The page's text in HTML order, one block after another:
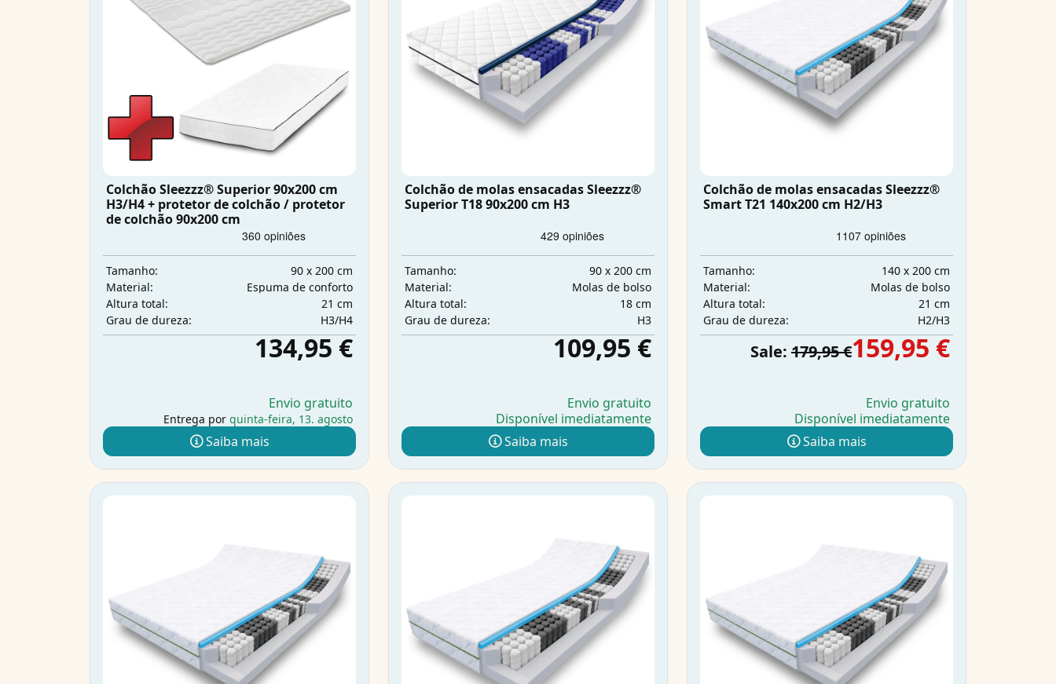
Colchão Sleezzz® Superior 90x200 cm
H3/H4 + protetor de colchão / protetor
de colchão 90x200 cm
Tamanho:
90 x 200 cm
Material:
Espuma de conforto
Altura total:
21 cm
Grau de dureza:
H3/H4
134,95 €
Envio gratuito
Entrega por quinta-feira, 13. agosto
Saiba mais
Colchão de molas ensacadas Sleezzz®
Superior T18 90x200 cm H3
Tamanho:
90 x 200 cm
Material:
Molas de bolso
Altura total:
18 cm
Grau de dureza:
H3
109,95 €
Envio gratuito
Disponível imediatamente
Saiba mais
Colchão de molas ensacadas Sleezzz®
Smart T21 140x200 cm H2/H3
Tamanho:
140 x 200 cm
Material:
Molas de bolso
Altura total:
21 cm
Grau de dureza:
H2/H3
Sale: 179,95 €159,95 €
Envio gratuito
Disponível imediatamente
Saiba mais